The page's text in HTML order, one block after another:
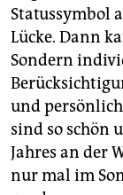
Statussymbol
Lücke. Dann
Sondern
und
sind so schön
Jahres an der
nur mal im